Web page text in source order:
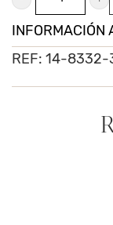
presentación
cantidad
INFORMACIÓN
REF: 14-8332-